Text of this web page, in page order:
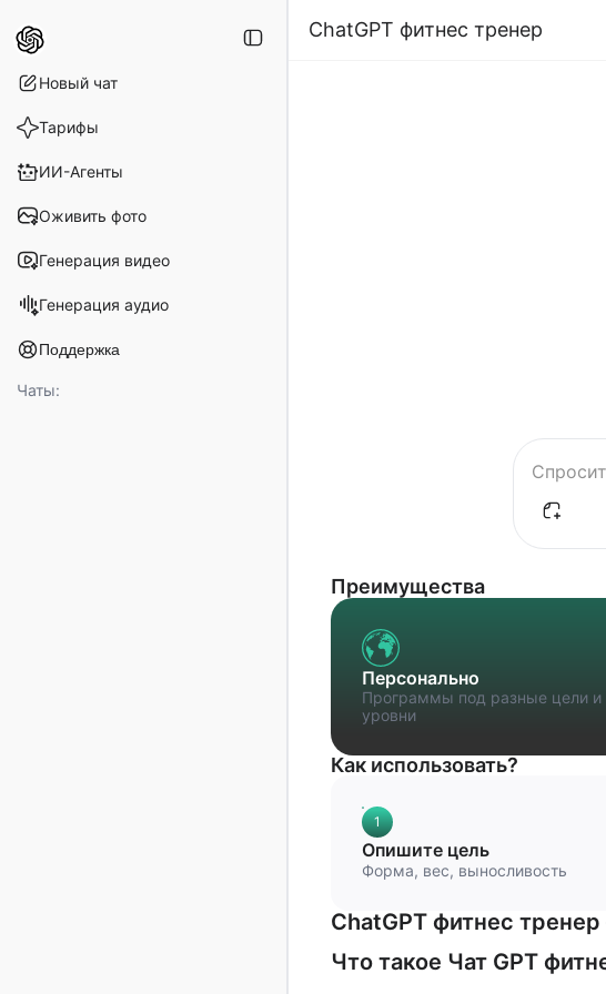
Новый чат
Тарифы
ИИ-Агенты
Оживить фото
Генерация видео
Генерация аудио
Поддержка
Чаты:
ChatGPT фитнес тренер
Преимущества
Персонально
Программы под разные цели и
уровни
Как использовать?
1
Опишите цель
Форма, вес, выносливость
ChatGPT фитнес
Что такое Чат GPT